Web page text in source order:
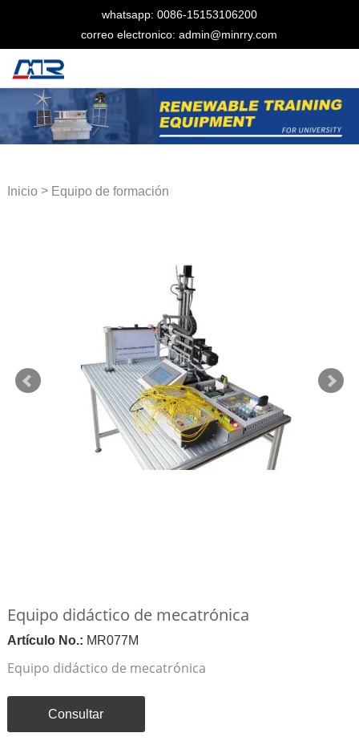
whatsapp: 0086-15153106200
correo electronico: admin@minrry.com
Inicio> Equipo de formación
Equipo didáctico de mecatrónica
Artículo No.: MR077M
Equipo didáctico de mecatrónica
Consultar